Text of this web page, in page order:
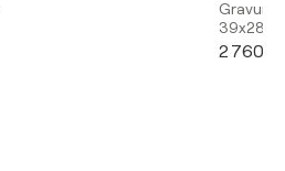
Gravure
39x28in
2 760